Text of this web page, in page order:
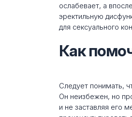
ослабевает, а
эректильную
для сексуального
Как
Следует понимать,
Он неизбежен, но
и не заставляя его